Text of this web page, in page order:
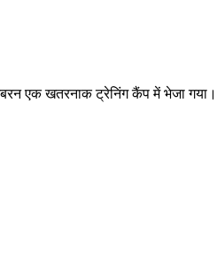
एक खतरनाक ट्रेनिंग कैंप में भेजा